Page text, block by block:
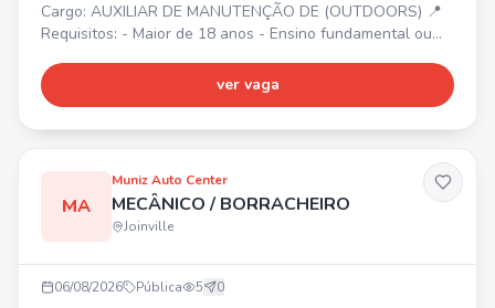
Cargo: AUXILIAR DE MANUTENÇÃO DE (OUTDOORS) 📍
Requisitos: - Maior de 18 anos - Ensino fundamental ou
Conhecimento básico em instalação, montagem ou
serralheria - Disponibilidade para trabalhar em altura e
ver vaga
MA
Muniz Auto Center
MECÂNICO / BORRACHEIRO
Joinville
06/08/2026 Pública 5 0